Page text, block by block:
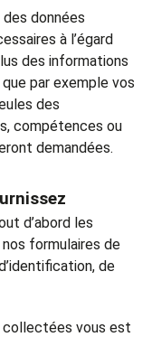
données
à l’égard
des informations
par exemple vos
des
compétences ou
demandées.
d’abord les
formulaires de
de
collectées vous est